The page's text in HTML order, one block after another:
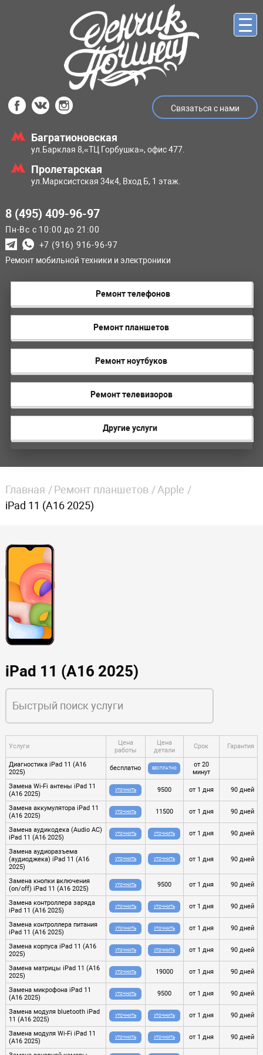
Связаться с нами
Багратионовская
ул.Барклая 8,«ТЦ Горбушка», офис 477.
Пролетарская
ул.Марксистская 34к4, Вход Б, 1 этаж.
8 (495) 409-96-97
Пн-Вс с 10:00 до 21:00
+7 (916) 916-96-97
Ремонт мобильной техники и электроники
Ремонт телефонов
Ремонт планшетов
Ремонт ноутбуков
Ремонт телевизоров
Другие услуги
Главная Ремонт планшетов
Apple
iPad 11 (A16 2025)
iPad 11 (A16 2025)
Услуги
Цена
работы
Цена
детали
Срок Гарантия
Диагностика iPad 11 (A16
2025)
бесплатно БЕСПЛАТНО
от 20
минут
Замена Wi-Fi антены iPad 11
(A16 2025)
УТОЧНИТЬ 9500 от 1 дня 90 дней
Замена аккумулятора iPad 11
(A16 2025)
УТОЧНИТЬ 11500 от 1 дня 90 дней
Замена аудикодека (Audio AC)
iPad 11 (A16 2025)
УТОЧНИТЬ УТОЧНИТЬ от 1 дня 90 дней
Замена аудиоразъема
(аудиоджека) iPad 11 (A16
2025)
УТОЧНИТЬ УТОЧНИТЬ от 1 дня 90 дней
Замена кнопки включения
(on/off) iPad 11 (A16 2025)
УТОЧНИТЬ 9500 от 1 дня 90 дней
Замена контроллера заряда
iPad 11 (A16 2025)
УТОЧНИТЬ УТОЧНИТЬ от 1 дня 90 дней
Замена контроллера питания
iPad 11 (A16 2025)
УТОЧНИТЬ УТОЧНИТЬ от 1 дня 90 дней
Замена корпуса iPad 11 (A16
2025)
УТОЧНИТЬ УТОЧНИТЬ от 1 дня 90 дней
Замена матрицы iPad 11 (A16
2025)
УТОЧНИТЬ 19000 от 1 дня 90 дней
Замена микрофона iPad 11
(A16 2025)
УТОЧНИТЬ 9500 от 1 дня 90 дней
Замена модуля bluetooth iPad
11 (A16 2025)
УТОЧНИТЬ УТОЧНИТЬ от 1 дня 90 дней
Замена модуля Wi-Fi iPad 11
(A16 2025)
УТОЧНИТЬ УТОЧНИТЬ от 1 дня 90 дней